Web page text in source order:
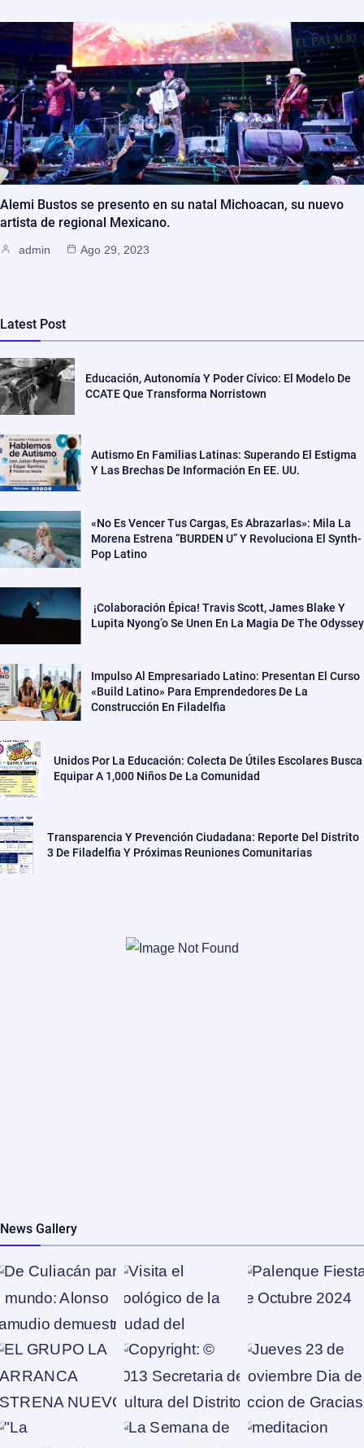
Alemi Bustos se presento en su natal Michoacan, su nuevo
artista de regional Mexicano.
admin Ago 29, 2023
Latest Post
Educación, Autonomía Y Poder Cívico: El Modelo De
CCATE Que Transforma Norristown
Autismo En Familias Latinas: Superando El Estigma
Y Las Brechas De Información En EE. UU.
«No Es Vencer Tus Cargas, Es Abrazarlas»: Mila La
Morena Estrena “BURDEN U” Y Revoluciona El Synth-
Pop Latino
¡Colaboración Épica! Travis Scott, James Blake Y
Lupita Nyong’o Se Unen En La Magia De The Odyssey
Impulso Al Empresariado Latino: Presentan El Curso
«Build Latino» Para Emprendedores De La
Construcción En Filadelfia
Unidos Por La Educación: Colecta De Útiles Escolares Busca
Equipar A 1,000 Niños De La Comunidad
Transparencia Y Prevención Ciudadana: Reporte Del Distrito
3 De Filadelfia Y Próximas Reuniones Comunitarias
News Gallery